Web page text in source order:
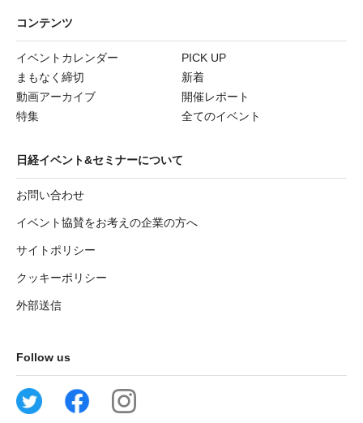
コンテンツ
イベントカレンダー
PICK UP
まもなく締切
新着
動画アーカイブ
開催レポート
特集
全てのイベント
日経イベント&セミナーについて
お問い合わせ
イベント協賛をお考えの企業の方へ
サイトポリシー
クッキーポリシー
外部送信
Follow us